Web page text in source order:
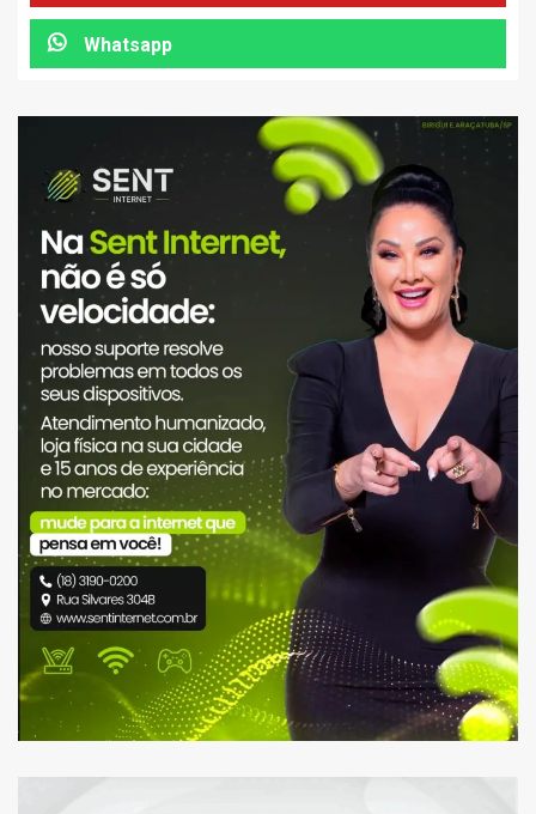
Whatsapp